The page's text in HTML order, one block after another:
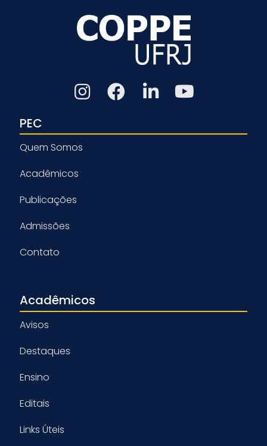
PEC
Quem Somos
Acadêmicos
Publicações
Admissões
Contato
Acadêmicos
Avisos
Destaques
Ensino
Editais
Links Úteis